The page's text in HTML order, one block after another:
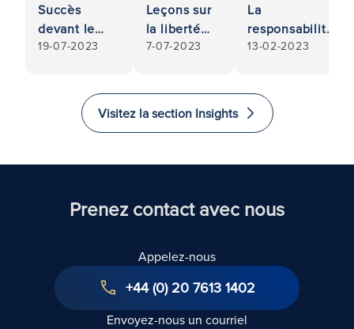
Succès
devant le
tribunal du
injuste et
injustifié
19-07-2023
Leçons sur
la liberté
d'expression
7-07-2023
La
responsabilité
limitée en péril
des
administrateurs
suprême
13-02-2023
Visitez la section Insights
Prenez contact avec nous
Appelez-nous
+44 (0) 20 7613 1402
Envoyez-nous un courriel